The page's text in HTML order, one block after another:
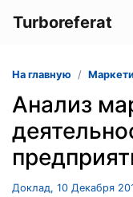
Turboreferat
На главную
Анализ
Доклад, 10 Декабря